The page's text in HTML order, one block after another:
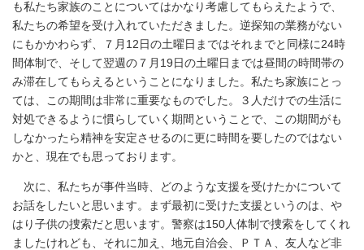
も私たち家族のことについてはかなり考慮してもらえたようで、
私たちの希望を受け入れていただきました。逆探知の業務がない
にもかかわらず、７月12日の土曜日まではそれまでと同様に24時
間体制で、そして翌週の７月19日の土曜日までは昼間の時間帯の
み滞在してもらえるということになりました。私たち家族にとっ
ては、この期間は非常に重要なものでした。３人だけでの生活に
対処できるように慣らしていく期間ということで、この期間がも
しなかったら精神を安定させるのに更に時間を要したのではない
かと、現在でも思っております。
次に、私たちが事件当時、どのような支援を受けたかについて
お話をしたいと思います。まず最初に受けた支援というのは、や
はり子供の捜索だと思います。警察は150人体制で捜索をしてくれ
ましたけれども、それに加え、地元自治会、ＰＴＡ、友人など非